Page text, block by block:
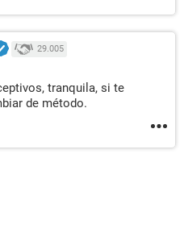
29.005
tranquila, si te
de método.